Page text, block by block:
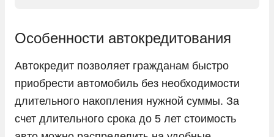
Land Rover
Lifan
Особенности автокредитования
Автокредит позволяет гражданам быстро
приобрести автомобиль без необходимости
длительного накопления нужной суммы. За
счет длительного срока до 5 лет стоимость